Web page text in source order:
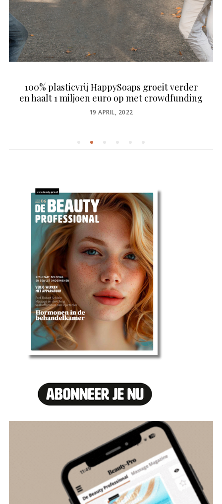
100% plasticvrij HappySoaps groeit verder
en haalt 1 miljoen euro op met crowdfunding
POSTED
19 APRIL, 2022